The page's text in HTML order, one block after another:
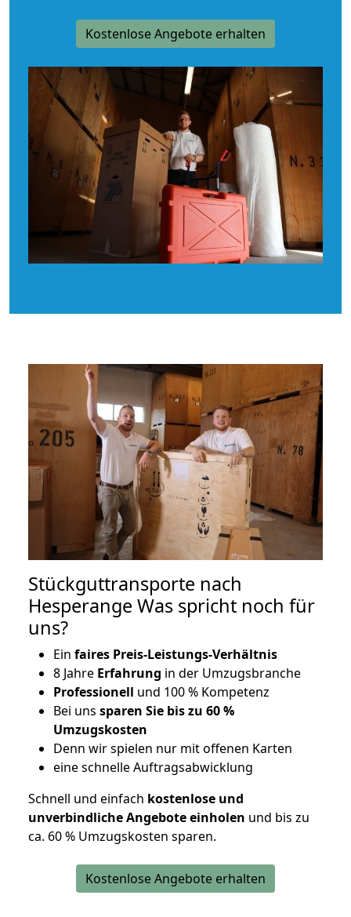
Kostenlose Angebote erhalten
Stückguttransporte nach
Hesperange Was spricht noch für
uns?
Ein faires Preis-Leistungs-Verhältnis
8 Jahre Erfahrung in der Umzugsbranche
Professionell und 100 % Kompetenz
Bei uns sparen Sie bis zu 60 %
Umzugskosten
Denn wir spielen nur mit offenen Karten
eine schnelle Auftragsabwicklung
Schnell und einfach kostenlose und
unverbindliche Angebote einholen und bis zu
ca. 60 % Umzugskosten sparen.
Kostenlose Angebote erhalten